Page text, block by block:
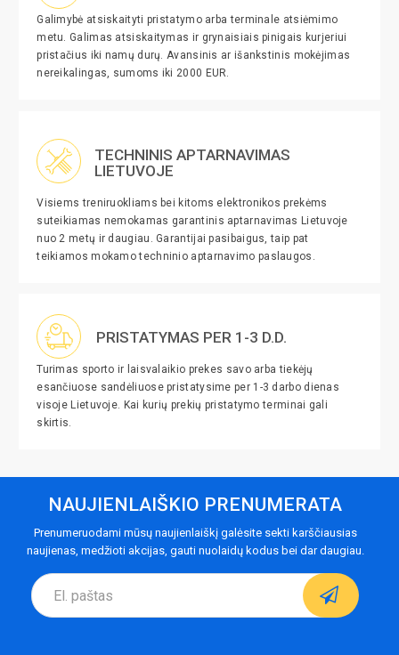
Galimybė atsiskaityti pristatymo arba terminale atsiėmimo
metu. Galimas atsiskaitymas ir grynaisiais pinigais kurjeriui
pristačius iki namų durų. Avansinis ar išankstinis mokėjimas
nereikalingas, sumoms iki 2000 EUR.
TECHNINIS APTARNAVIMAS
LIETUVOJE
Visiems treniruokliams bei kitoms elektronikos prekėms
suteikiamas nemokamas garantinis aptarnavimas Lietuvoje
nuo 2 metų ir daugiau. Garantijai pasibaigus, taip pat
teikiamos mokamo techninio aptarnavimo paslaugos.
PRISTATYMAS PER 1-3 D.D.
Turimas sporto ir laisvalaikio prekes savo arba tiekėjų
esančiuose sandėliuose pristatysime per 1-3 darbo dienas
visoje Lietuvoje. Kai kurių prekių pristatymo terminai gali
skirtis.
NAUJIENLAIŠKIO PRENUMERATA
Prenumeruodami mūsų naujienlaiškį galėsite sekti karščiausias
naujienas, medžioti akcijas, gauti nuolaidų kodus bei dar daugiau.